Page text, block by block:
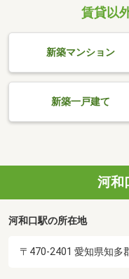
賃貸以
新築マンション
新築一戸建て
河和
河和口駅の所在地
〒470-2401 愛知県知多